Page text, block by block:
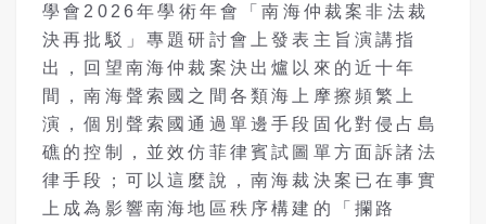
學會 2026年學術年會「南海仲裁案非法裁
決再批駁」專題研討會上發表主旨演講指
出，回望南海仲裁案決出爐以來的近十年
間，南海聲索國之間各類海上摩擦頻繁上
演，個別聲索國通過單邊手段固化對侵占島
礁的控制，並效仿菲律賓試圖單方面訴諸法
律手段；可以這麼說，南海裁決案已在事實
上成為影響南海地區秩序構建的「攔路